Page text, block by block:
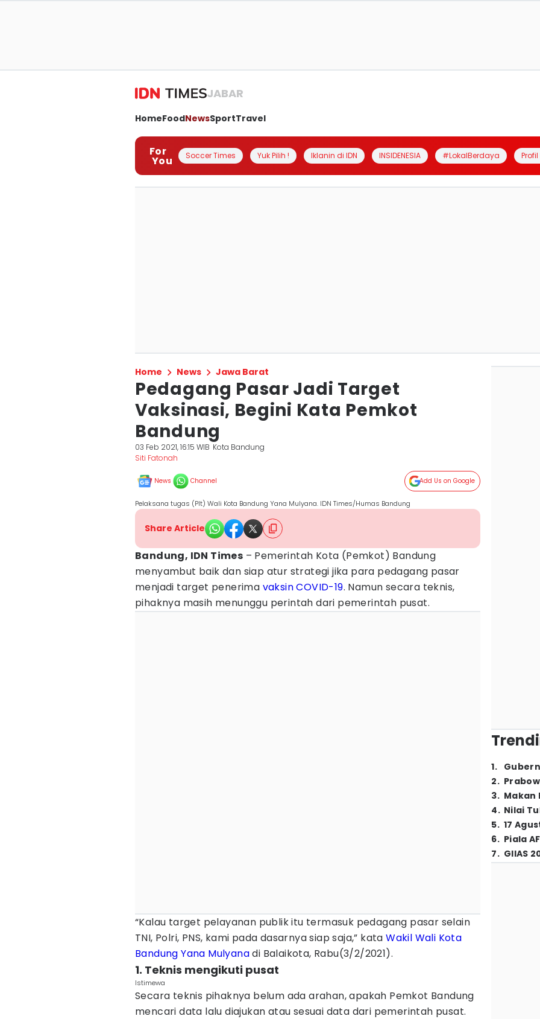
JABAR
HomeFoodNewsSportTravel
For
You Soccer Times Yuk Pilih ! Iklanin di IDN INSIDENESIA #LokalBerdaya
Home News Jawa Barat
Pedagang Pasar Jadi Target
Vaksinasi, Begini Kata Pemkot
Bandung
03 Feb 2021, 16:15 WIB Kota Bandung
Siti Fatonah
News Channel Add Us on Google
Pelaksana tugas (Plt) Wali Kota Bandung Yana Mulyana. IDN Times/Humas Bandung
Share Article
Bandung, IDN Times – Pemerintah Kota (Pemkot) Bandung
menyambut baik dan siap atur strategi jika para pedagang pasar
menjadi target penerima vaksin COVID-19. Namun secara teknis,
pihaknya masih menunggu perintah dari pemerintah pusat.
“Kalau target pelayanan publik itu termasuk pedagang pasar selain
TNI, Polri, PNS, kami pada dasarnya siap saja,” kataWakil Wali Kota
Bandung Yana Mulyanadi Balaikota, Rabu(3/2/2021).
1. Teknis mengikuti pusat
Istimewa
Secara teknis pihaknya belum ada arahan, apakah Pemkot Bandung
mencari data lalu diajukan atau sesuai data dari pemerintah pusat.
1.
2.
3. Makan
4. Nilai
5. 17
6. Piala
7. GIIAS